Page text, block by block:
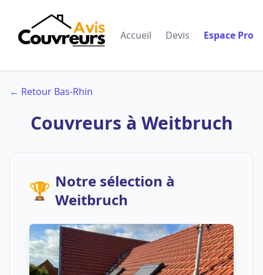
Accueil Devis Espace Pro
← Retour Bas-Rhin
Couvreurs à Weitbruch
🏆 Notre sélection à
Weitbruch